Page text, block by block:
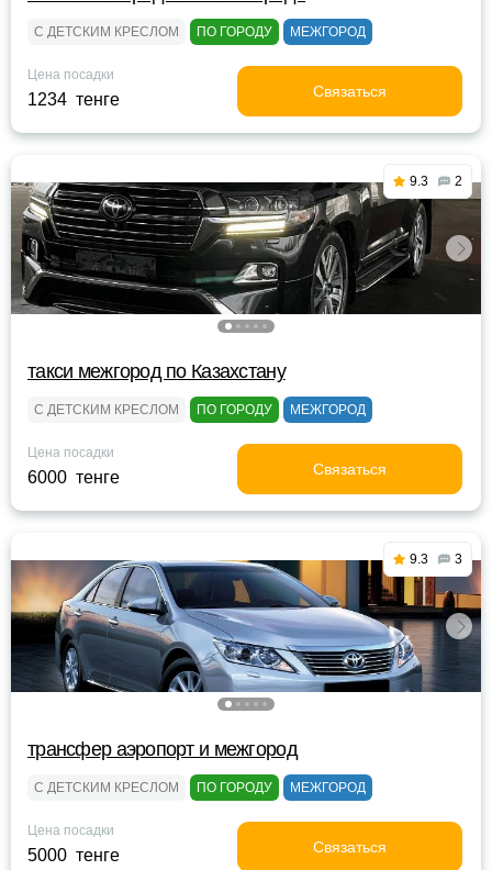
С ДЕТСКИМ КРЕСЛОМ ПО ГОРОДУ МЕЖГОРОД
Цена посадки
1234 тенге Связаться
9.3 2
такси межгород по Казахстану
С ДЕТСКИМ КРЕСЛОМ ПО ГОРОДУ МЕЖГОРОД
Цена посадки
6000 тенге Связаться
9.3 3
трансфер аэропорт и межгород
С ДЕТСКИМ КРЕСЛОМ ПО ГОРОДУ МЕЖГОРОД
Цена посадки
5000 тенге Связаться